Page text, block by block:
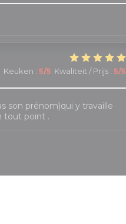
Keuken : 5/5 Kwaliteit / Prijs : 5/5
son prénom)qui y travaille
tout point .